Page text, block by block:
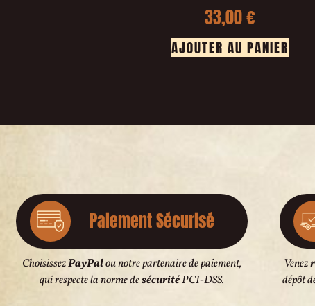
33,00€
AJOUTER AU PANIER
Paiement Sécurisé
ChoisissezPayPalou notre partenaire de paiement,
qui respecte la norme desécuritéPCI-DSS.
Venez
dépôt